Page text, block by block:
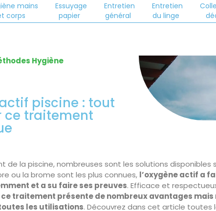
mains
corps
Essuyage
papier
Entretien
général
Entretien
du linge
Hygiène
piscine : tout
ce traitement
de la piscine, nombreuses sont les solutions disponibles
ou la brome sont les plus connues, l’oxygène actif a
et a su faire ses preuves. Efficace et
ce traitement présente de nombreux avantages mais
les utilisations. Découvrez dans cet article toutes